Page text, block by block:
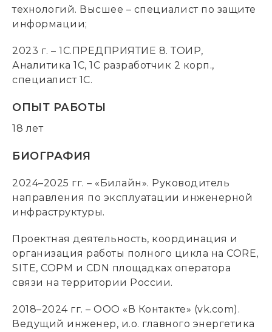
технологий. Высшее – специалист по защите
информации;
2023 г. – 1С.ПРЕДПРИЯТИЕ 8. ТОИР,
Аналитика 1С, 1С разработчик 2 корп.,
специалист 1С.
ОПЫТ РАБОТЫ
18 лет
БИОГРАФИЯ
2024–2025 гг. – «Билайн». Руководитель
направления по эксплуатации инженерной
инфраструктуры.
Проектная деятельность, координация и
организация работы полного цикла на CORE,
SITE, COPM и CDN площадках оператора
связи на территории России.
2018–2024 гг. – ООО «В Контакте» (vk.com).
Ведущий инженер, и.о. главного энергетика